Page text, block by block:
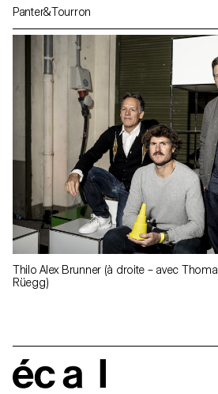
Panter&Tourron
Thilo Alex Brunner (à droite – avec
Rüegg)